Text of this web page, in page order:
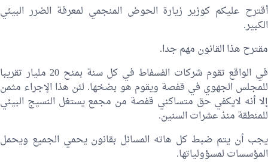
أقترح عليكم كوزير زيارة الحوض المنجمي لمعرفة الضرر البيئي
الكبير.
مقترح هذا القانون مهم جدا.
في الواقع تقوم شركات الفسفاط في كل سنة بمنح 20 مليار تقريبا
للمجلس الجهوي في قفصة ويقوم هو بضخها. لئن هذا الإجراء مثمن
إلا أنه لايكفي حق متساكني قفصة من مجمع يستغل النسيج البيئي
للمنطقة منذ عشرات السنين.
يجب أن يتم ضبط كل هاته المسائل بقانون يحمي الجميع ويحمل
المؤسسات لمسؤولياتها.